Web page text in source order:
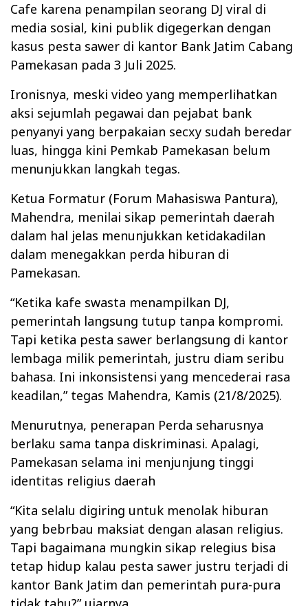
Cafe karena penampilan seorang DJ viral di
media sosial, kini publik digegerkan dengan
kasus pesta sawer di kantor Bank Jatim Cabang
Pamekasan pada 3 Juli 2025.
Ironisnya, meski video yang memperlihatkan
aksi sejumlah pegawai dan pejabat bank
penyanyi yang berpakaian secxy sudah beredar
luas, hingga kini Pemkab Pamekasan belum
menunjukkan langkah tegas.
Ketua Formatur (Forum Mahasiswa Pantura),
Mahendra, menilai sikap pemerintah daerah
dalam hal jelas menunjukkan ketidakadilan
dalam menegakkan perda hiburan di
Pamekasan.
“Ketika kafe swasta menampilkan DJ,
pemerintah langsung tutup tanpa kompromi.
Tapi ketika pesta sawer berlangsung di kantor
lembaga milik pemerintah, justru diam seribu
bahasa. Ini inkonsistensi yang mencederai rasa
keadilan,” tegas Mahendra, Kamis (21/8/2025).
Menurutnya, penerapan Perda seharusnya
berlaku sama tanpa diskriminasi. Apalagi,
Pamekasan selama ini menjunjung tinggi
identitas religius daerah
“Kita selalu digiring untuk menolak hiburan
yang bebrbau maksiat dengan alasan religius.
Tapi bagaimana mungkin sikap relegius bisa
tetap hidup kalau pesta sawer justru terjadi di
kantor Bank Jatim dan pemerintah pura-pura